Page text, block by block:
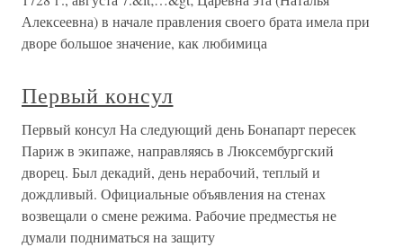
Алексеевна) в начале правления своего брата имела при
дворе большое значение, как любимица
Первый консул
Первый консул На следующий день Бонапарт пересек
Париж в экипаже, направляясь в Люксембургский
дворец. Был декадий, день нерабочий, теплый и
дождливый. Официальные объявления на стенах
возвещали о смене режима. Рабочие предместья не
думали подниматься на защиту